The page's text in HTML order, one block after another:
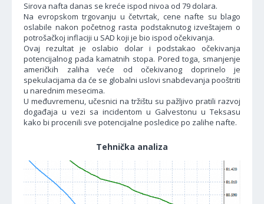
Sirova nafta danas se kreće ispod nivoa od 79 dolara.
Na evropskom trgovanju u četvrtak, cene nafte su blago
oslabile nakon početnog rasta podstaknutog izveštajem o
potrošačkoj inflaciji u SAD koji je bio ispod očekivanja.
Ovaj rezultat je oslabio dolar i podstakao očekivanja
potencijalnog pada kamatnih stopa. Pored toga, smanjenje
američkih zaliha veće od očekivanog doprinelo je
spekulacijama da će se globalni uslovi snabdevanja pooštriti
u narednim mesecima.
U međuvremenu, učesnici na tržištu su pažljivo pratili razvoj
događaja u vezi sa incidentom u Galvestonu u Teksasu
kako bi procenili sve potencijalne posledice po zalihe nafte.
Tehnička analiza